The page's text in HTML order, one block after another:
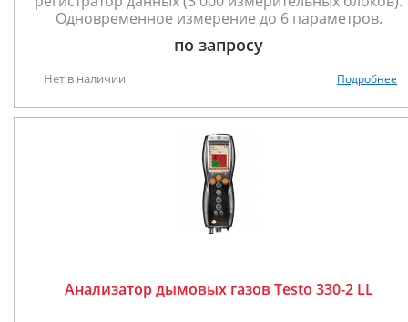
Одновременное измерение до 6 параметров.
по запросу
Нет в наличии Подробнее
Анализатор дымовых газов Testo 330-2 LL